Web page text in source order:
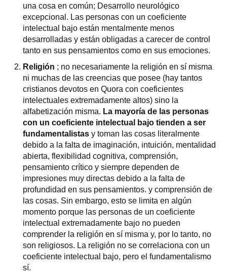
una cosa en común; Desarrollo neurológico
excepcional. Las personas con un coeficiente
intelectual bajo están mentalmente menos
desarrolladas y están obligadas a carecer de control
tanto en sus pensamientos como en sus emociones.
Religión ; no necesariamente la religión en sí misma
ni muchas de las creencias que posee (hay tantos
cristianos devotos en Quora con coeficientes
intelectuales extremadamente altos) sino la
alfabetización misma. La mayoría de las personas
con un coeficiente intelectual bajo tienden a ser
fundamentalistas y toman las cosas literalmente
debido a la falta de imaginación, intuición, mentalidad
abierta, flexibilidad cognitiva, comprensión,
pensamiento crítico y siempre dependen de
impresiones muy directas debido a la falta de
profundidad en sus pensamientos. y comprensión de
las cosas. Sin embargo, esto se limita en algún
momento porque las personas de un coeficiente
intelectual extremadamente bajo no pueden
comprender la religión en sí misma y, por lo tanto, no
son religiosos. La religión no se correlaciona con un
coeficiente intelectual bajo, pero el fundamentalismo
sí.